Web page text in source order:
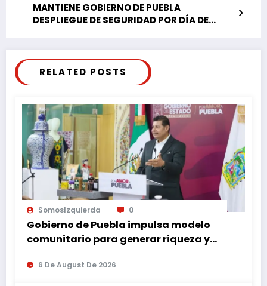
MANTIENE GOBIERNO DE PUEBLA
DESPLIEGUE DE SEGURIDAD POR DÍA DE
RELATED POSTS
SomosIzquierda 0
Gobierno de Puebla impulsa modelo
comunitario para generar riqueza y
desarrollo
6 De August De 2026